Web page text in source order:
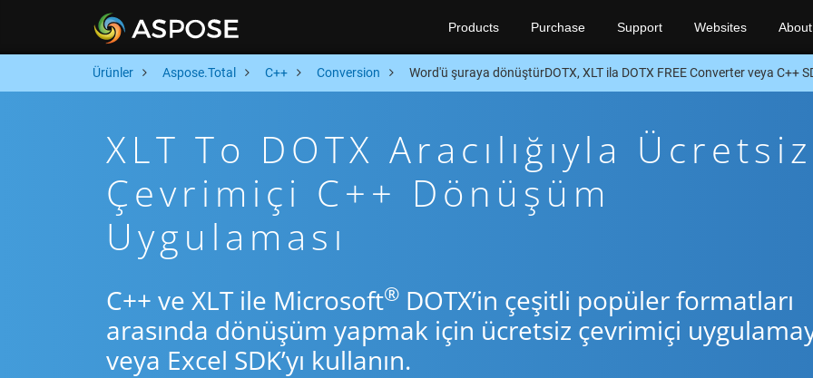
Products Purchase Support Websites About
Ürünler Aspose.Total C++ Conversion Word'ü şuraya dönüştürDOTX, XLT ila DOTX FREE Converter veya C++
XLT To DOTX Aracılığıyla Ücretsiz
Çevrimiçi C++ Dönüşüm
Uygulaması
C++ ve XLT ile Microsoft® DOTX’in çeşitli popüler formatları
arasında dönüşüm yapmak için ücretsiz çevrimiçi
veya Excel SDK’yı kullanın.